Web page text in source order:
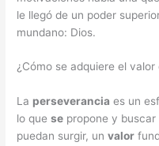
le llegó de un poder
mundano: Dios.
¿Cómo se adquiere el
La perseverancia es un
lo quese propone y
puedan surgir, unvalor